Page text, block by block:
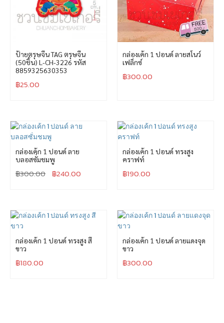
ป้ายตรุษจีน TAG ตรุษจีน
(50ชิ้น) L-CH-3226 รหัส
8859325630353
฿25.00
กล่องเค้ก 1 ปอนด์ ลายสโนว์
เฟล็กซ์
฿300.00
กล่องเค้ก 1 ปอนด์ ลาย
บลอสซั่มชมพู
฿300.00 ฿240.00
กล่องเค้ก 1 ปอนด์ ทรงสูง
คราฟท์
฿190.00
กล่องเค้ก 1 ปอนด์ ทรงสูง สี
ขาว
฿180.00
กล่องเค้ก 1 ปอนด์ ลายแดงจุด
ขาว
฿300.00